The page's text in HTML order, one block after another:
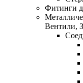
Фитинги
Вентили,